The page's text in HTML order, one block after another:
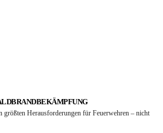
größten Herausforderungen für Feuerwehren – nicht